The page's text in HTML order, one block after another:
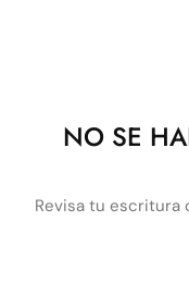
NO SE
Revisa tu escritura